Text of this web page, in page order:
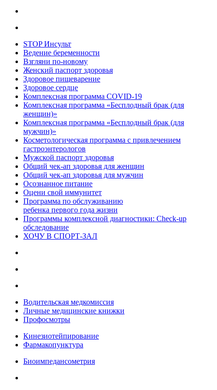
STOP Инсульт
Ведение беременности
Взгляни по-новому
Женский паспорт здоровья
Здоровое пищеварение
Здоровое сердце
Комплексная программа COVID-19
Комплексная программа «Бесплодный брак (для
женщин)»
Комплексная программа «Бесплодный брак (для
мужчин)»
Косметологическая программа с привлечением
гастроэнтерологов
Мужской паспорт здоровья
Общий чек-ап здоровья для женщин
Общий чек-ап здоровья для мужчин
Осознанное питание
Оцени свой иммунитет
Программа по обслуживанию
ребенка первого года жизни
Программы комплексной диагностики: Check-up
обследование
ХОЧУ В CПОРТ-ЗАЛ
Водительская медкомиссия
Личные медицинские книжки
Профосмотры
Кинезиотейпирование
Фармакопунктура
Биоимпедансометрия